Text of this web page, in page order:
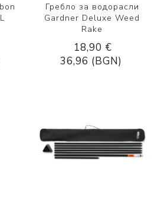
Гребло за водорасли
Gardner Deluxe Weed
Rake
18,90 €
36,96 (BGN)